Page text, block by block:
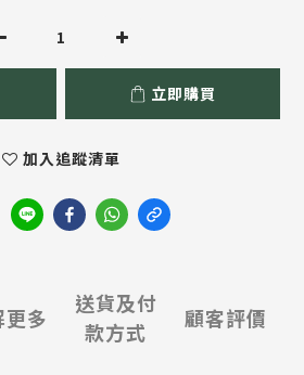
立即購買
加入追蹤清單
更多
送貨及付
款方式
顧客評價